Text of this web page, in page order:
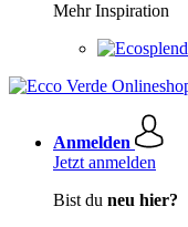
Mehr Inspiration
Anmelden
Jetzt anmelden
Bist du neu hier?